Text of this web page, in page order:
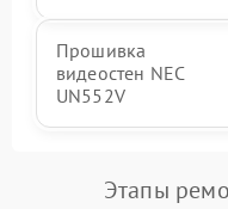
Прошивка
видеостен NEC
UN552V
Этапы